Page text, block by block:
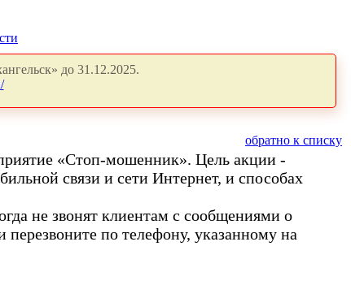
до 31.12.2025.
обратно к списку
«Стоп-мошенник». Цель акции -
связи и сети Интернет, и способах
не звонят клиентам с сообщениями о
по телефону, указанному на